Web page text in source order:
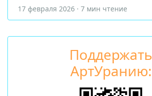
17 февраля 2026 · 7 мин чтение
Поддержать
АртУранию: